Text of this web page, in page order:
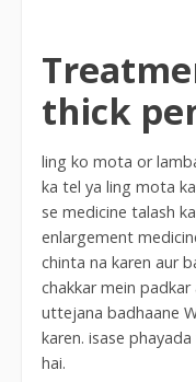
thick
ling ko mota or
ka tel ya ling mota
se medicine talash
enlargement
chinta na karen aur
chakkar mein
uttejana badhaane
karen. isase
hai.